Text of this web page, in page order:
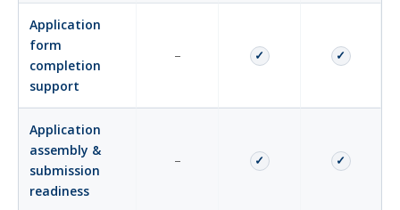
Application
form
completion
support
– ✓ ✓
Application
assembly &
submission
readiness
– ✓ ✓